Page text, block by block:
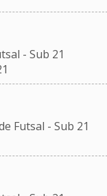
- Sub 21
Futsal - Sub 21